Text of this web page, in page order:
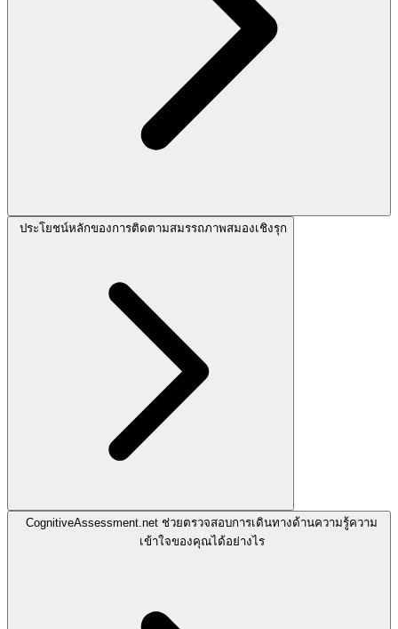
ประโยชน์หลักของการติดตามสมรรถภาพสมองเชิงรุก
CognitiveAssessment.net ช่วยตรวจสอบการเดินทางด้านความรู้ความ
เข้าใจของคุณได้อย่างไร